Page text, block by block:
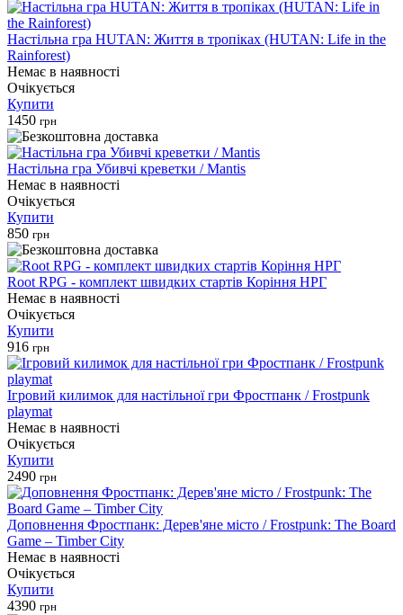
Настільна гра HUTAN: Життя в тропіках (HUTAN: Life in the
Rainforest)
Немає в наявності
Очікується
Купити
1450 грн
Настільна гра Убивчі креветки / Mantis
Немає в наявності
Очікується
Купити
850 грн
Root RPG - комплект швидких стартів Коріння НРГ
Немає в наявності
Очікується
Купити
916 грн
Ігровий килимок для настільної гри Фростпанк / Frostpunk
playmat
Немає в наявності
Очікується
Купити
2490 грн
Доповнення Фростпанк: Дерев'яне місто / Frostpunk: The Board
Game – Timber City
Немає в наявності
Очікується
Купити
4390 грн